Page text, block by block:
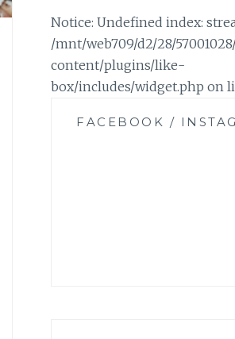
Notice: Undefined index:
/mnt/web709/d2/28/
content/plugins/like-
box/includes/widget.php on
FACEBOOK /